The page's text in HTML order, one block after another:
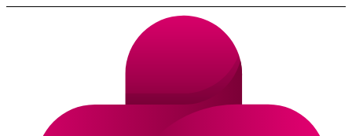
Cannabis Rezept & Blüten